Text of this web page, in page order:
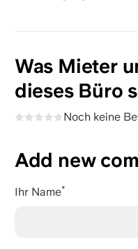
Was Mieter
dieses Büro
Noch keine
Add new
Ihr Name